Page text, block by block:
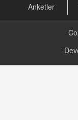
Anketler